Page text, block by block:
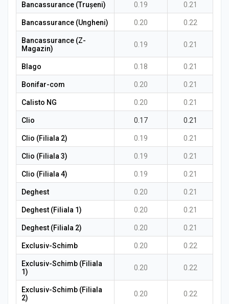
Bancassurance (Trușeni) 0.19 0.21
Bancassurance (Ungheni) 0.20 0.22
Bancassurance (Z-
Magazin)
0.19 0.21
Blago 0.18 0.21
Bonifar-com 0.20 0.21
Calisto NG 0.20 0.21
Clio 0.17 0.21
Clio (Filiala 2) 0.19 0.21
Clio (Filiala 3) 0.19 0.21
Clio (Filiala 4) 0.19 0.21
Deghest 0.20 0.21
Deghest (Filiala 1) 0.20 0.21
Deghest (Filiala 2) 0.20 0.21
Exclusiv-Schimb 0.20 0.22
Exclusiv-Schimb (Filiala
1)
0.20 0.22
Exclusiv-Schimb (Filiala
2)
0.20 0.22